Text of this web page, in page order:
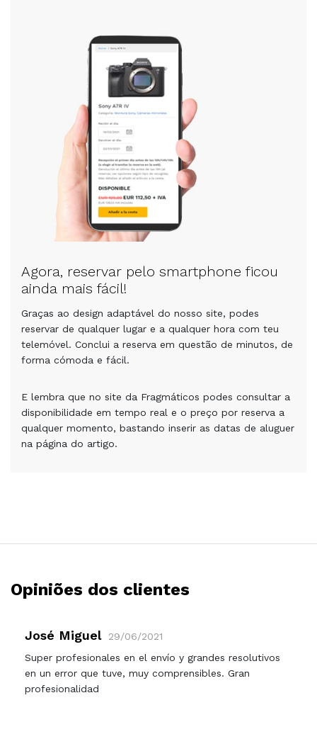
Agora, reservar pelo smartphone ficou
ainda mais fácil!
Graças ao design adaptável do nosso site, podes
reservar de qualquer lugar e a qualquer hora com teu
telemóvel. Conclui a reserva em questão de minutos, de
forma cómoda e fácil.
E lembra que no site da Fragmáticos podes consultar a
disponibilidade em tempo real e o preço por reserva a
qualquer momento, bastando inserir as datas de aluguer
na página do artigo.
Opiniões dos clientes
José Miguel
29/06/2021
Super profesionales en el envío y grandes resolutivos
en un error que tuve, muy comprensibles. Gran
profesionalidad